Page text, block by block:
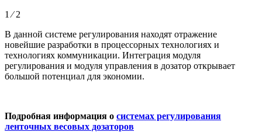
1 ⁄ 2
В данной системе регулирования находят отражение
новейшие разработки в процессорных технологиях и
технологиях коммуникации. Интеграция модуля
регулирования и модуля управления в дозатор открывает
большой потенциал для экономии.
Подробная информация о системах регулирования
ленточных весовых дозаторов